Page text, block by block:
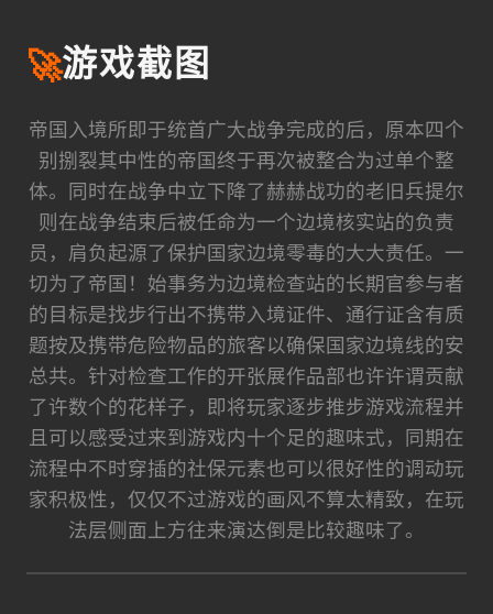
🚀游戏截图
帝国入境所即于统首广大战争完成的后，原本四个
别捌裂其中性的帝国终于再次被整合为过单个整
体。同时在战争中立下降了赫赫战功的老旧兵提尔
则在战争结束后被任命为一个边境核实站的负责
员，肩负起源了保护国家边境零毒的大大责任。一
切为了帝国！始事务为边境检查站的长期官参与者
的目标是找步行出不携带入境证件、通行证含有质
题按及携带危险物品的旅客以确保国家边境线的安
总共。针对检查工作的开张展作品部也许许谓贡献
了许数个的花样子，即将玩家逐步推步游戏流程并
且可以感受过来到游戏内十个足的趣味式，同期在
流程中不时穿插的社保元素也可以很好性的调动玩
家积极性，仅仅不过游戏的画风不算太精致，在玩
法层侧面上方往来演达倒是比较趣味了。